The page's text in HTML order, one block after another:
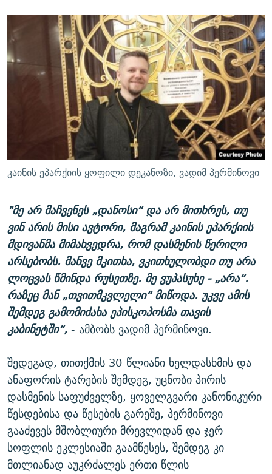
კაინის ეპარქიის ყოფილი დეკანოზი, ვადიმ პერმინოვი
"მე არ მაჩვენეს „დანოსი“ და არ მითხრეს, თუ
ვინ არის მისი ავტორი, მაგრამ კაინის ეპარქიის
მდივანმა მიმახვედრა, რომ დასმენის წერილი
არსებობს. მანვე მკითხა, ვკითხულობდი თუ არა
ლოცვას წმინდა რუსეთზე. მე ვუპასუხე - „არა“.
რაზეც მან „თვითმკვლელი“ მიწოდა. უკვე ამის
შემდეგ გამომიძახა ეპისკოპოსმა თავის
კაბინეტში“,- ამბობს ვადიმ პერმინოვი.
შედეგად, თითქმის 30-წლიანი ხელდასხმის და
ანაფორის ტარების შემდეგ, უცნობი პირის
დასმენის საფუძველზე, ყოველგვარი კანონიკური
წესდებისა და წესების გარეშე, პერმინოვი
გააძევეს მშობლიური მრევლიდან და ჯერ
სოფლის ეკლესიაში გაამწესეს, შემდეგ კი
მთლიანად აუკრძალეს ერთი წლის